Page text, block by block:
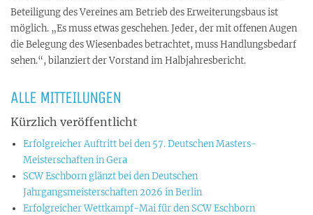
Beteiligung des Vereines am Betrieb des Erweiterungsbaus ist
möglich. „Es muss etwas geschehen. Jeder, der mit offenen Augen
die Belegung des Wiesenbades betrachtet, muss Handlungsbedarf
sehen.“, bilanziert der Vorstand im Halbjahresbericht.
ALLE MITTEILUNGEN
Kürzlich veröffentlicht
Erfolgreicher Auftritt bei den 57. Deutschen Masters-
Meisterschaften in Gera
SCW Eschborn glänzt bei den Deutschen
Jahrgangsmeisterschaften 2026 in Berlin
Erfolgreicher Wettkampf-Mai für den SCW Eschborn